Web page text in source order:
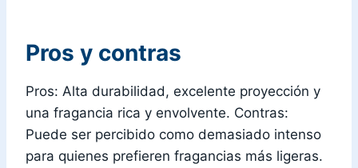
Pros y contras
Pros: Alta durabilidad, excelente proyección y
una fragancia rica y envolvente. Contras:
Puede ser percibido como demasiado intenso
para quienes prefieren fragancias más ligeras.